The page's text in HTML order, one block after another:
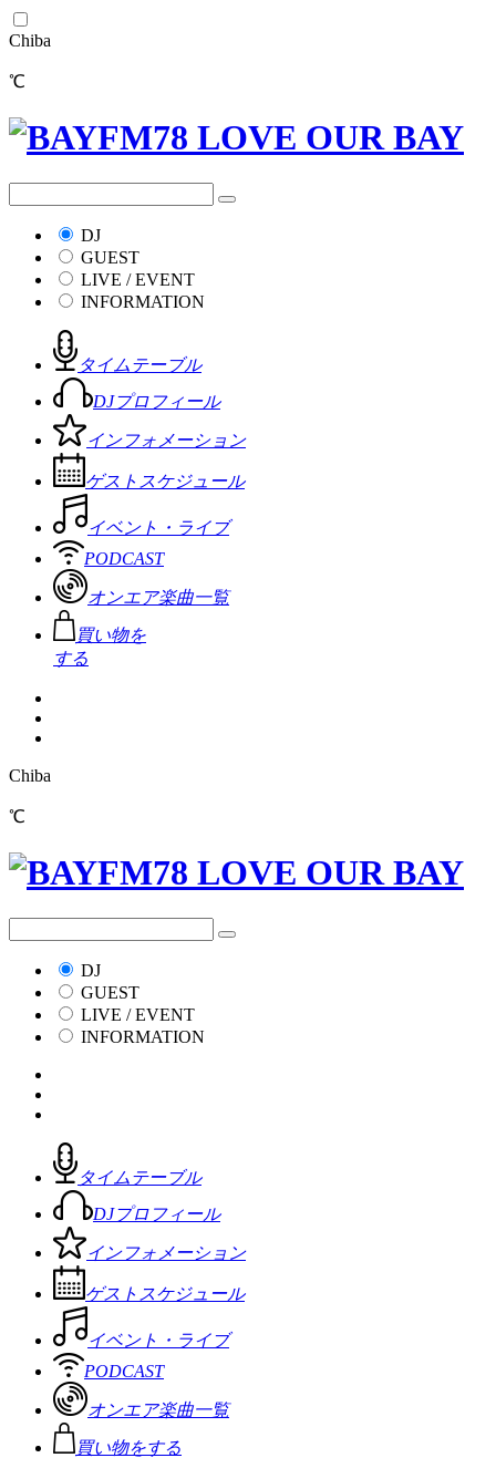
Chiba
℃
DJ
GUEST
LIVE / EVENT
INFORMATION
タイムテーブル
DJプロフィール
インフォメーション
ゲストスケジュール
イベント・ライブ
PODCAST
オンエア楽曲一覧
買い物を
する
Chiba
℃
DJ
GUEST
LIVE / EVENT
INFORMATION
タイムテーブル
DJプロフィール
インフォメーション
ゲストスケジュール
イベント・ライブ
PODCAST
オンエア楽曲一覧
買い物をする